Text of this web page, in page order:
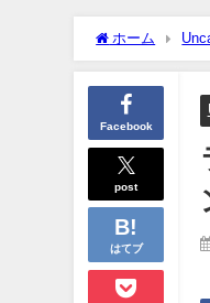
ホーム
Facebook
post
はてブ